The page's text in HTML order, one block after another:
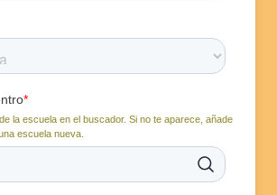
*
la escuela en el buscador. Si no te aparece, añade
escuela nueva.